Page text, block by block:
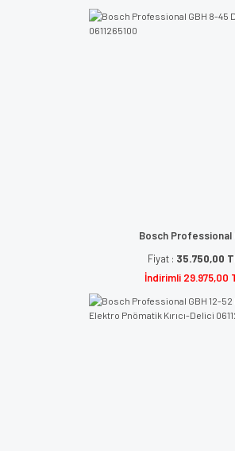
Bosch Professional
Fiyat : 35.750,00
İndirimli 29.975,00